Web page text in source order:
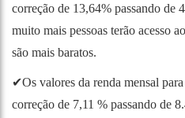
correção de 13,64% passando de
muito mais pessoas terão acesso
são mais baratos.
✔Os valores da renda mensal
correção de 7,11 % passando de